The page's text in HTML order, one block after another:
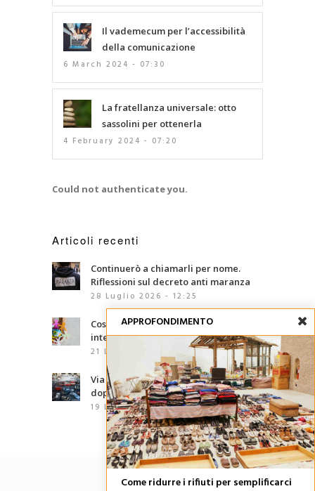
Il vademecum per l’accessibilità
della comunicazione
6 March 2024 - 07:30
La fratellanza universale: otto
sassolini per ottenerla
4 February 2024 - 07:20
Could not authenticate you.
Articoli recenti
Continuerò a chiamarli per nome.
Riflessioni sul decreto anti maranza
28 Luglio 2026 - 12:25
Cosa sono le competenze
interculturali?
21 Luglio 2026 - 07:00
Via d’Amelio, trentaquattro anni
dopo: le mafie che abbiamo davanti
19 Luglio 2026 - 06:02
APPROFONDIMENTO
Come ridurre i rifiuti per semplificarci